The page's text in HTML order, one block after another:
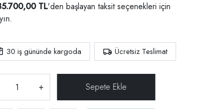
TL'den başlayan taksit seçenekleri için
30 iş gününde kargoda Ücretsiz Teslimat
+